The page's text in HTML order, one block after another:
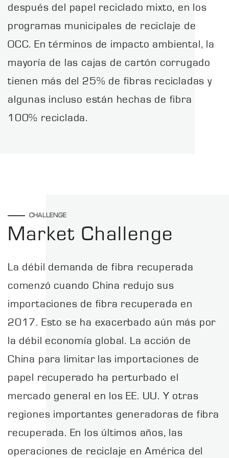
después del papel reciclado mixto, en los
programas municipales de reciclaje de
OCC. En términos de impacto ambiental, la
mayoría de las cajas de cartón corrugado
tienen más del 25% de fibras recicladas y
algunas incluso están hechas de fibra
100% reciclada.
CHALLENGE
Market Challenge
La débil demanda de fibra recuperada
comenzó cuando China redujo sus
importaciones de fibra recuperada en
2017. Esto se ha exacerbado aún más por
la débil economía global. La acción de
China para limitar las importaciones de
papel recuperado ha perturbado el
mercado general en los EE. UU. Y otras
regiones importantes generadoras de fibra
recuperada. En los últimos años, las
operaciones de reciclaje en América del